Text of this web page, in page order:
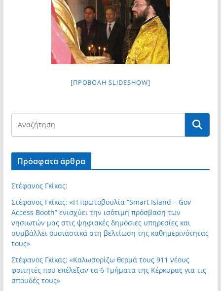
σύγχρονες και ουσιαστικές θεσμικές
απαντήσεις»
[ΠΡΟΒΟΛΉ SLIDESHOW]
Πρόσφατα άρθρα
Στέφανος Γκίκας:
Στέφανος Γκίκας: «Η πρωτοβουλία “Smart Island – Gov
Access Booth” ενισχύει την ισότιμη πρόσβαση των
νησιωτών μας στις ψηφιακές δημόσιες υπηρεσίες και
συμβάλλει ουσιαστικά στη βελτίωση της καθημερινότητάς
τους»
Στέφανος Γκίκας: «Καλωσορίζω θερμά τους 911 νέους
φοιτητές που επέλεξαν τα 6 Τμήματα της Κέρκυρας για τις
σπουδές τους»